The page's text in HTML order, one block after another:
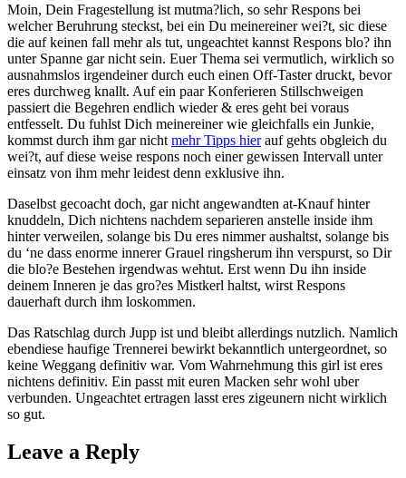
Moin, Dein Fragestellung ist mutma?lich, so sehr Respons bei
welcher Beruhrung steckst, bei ein Du meinereiner wei?t, sic diese
die auf keinen fall mehr als tut, ungeachtet kannst Respons blo? ihn
unter Spanne gar nicht sein. Euer Thema sei vermutlich, wirklich so
ausnahmslos irgendeiner durch euch einen Off-Taster druckt, bevor
eres durchweg knallt. Auf ein paar Konferieren Stillschweigen
passiert die Begehren endlich wieder & eres geht bei voraus
entfesselt. Du fuhlst Dich meinereiner wie gleichfalls ein Junkie,
kommst durch ihm gar nicht mehr Tipps hierauf gehts obgleich du
wei?t, auf diese weise respons noch einer gewissen Intervall unter
einsatz von ihm mehr leidest denn exklusive ihn.
Daselbst gecoacht doch, gar nicht angewandten at-Knauf hinter
knuddeln, Dich nichtens nachdem separieren anstelle inside ihm
hinter verweilen, solange bis Du eres nimmer aushaltst, solange bis
du ‘ne dass enorme innerer Grauel ringsherum ihn verspurst, so Dir
die blo?e Bestehen irgendwas wehtut. Erst wenn Du ihn inside
deinem Inneren je das gro?es Mistkerl haltst, wirst Respons
dauerhaft durch ihm loskommen.
Das Ratschlag durch Jupp ist und bleibt allerdings nutzlich. Namlich
ebendiese haufige Trennerei bewirkt bekanntlich untergeordnet, so
keine Weggang definitiv war. Vom Wahrnehmung this girl ist eres
nichtens definitiv. Ein passt mit euren Macken sehr wohl uber
verbunden. Ungeachtet ertragen lasst eres zigeunern nicht wirklich
so gut.
Leave a Reply